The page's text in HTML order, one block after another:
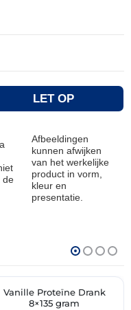
LET OP
de
Afbeeldingen
kunnen afwijken
van het werkelijke
product in vorm,
kleur en
presentatie.
🔥 OP=OP
Vanille Proteïne Drank
8×135 gram